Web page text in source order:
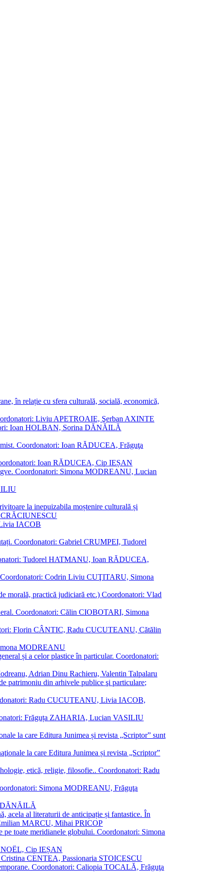
în relație cu sfera culturală, socială, economică,
Liviu APETROAIE, Şerban AXINTE
Ioan HOLBAN, Sorina DĂNĂILĂ
Coordonatori: Ioan RĂDUCEA, Frăguţa
Ioan RĂDUCEA, Cip IEȘAN
Coordonatori: Simona MODREANU, Lucian
la inepuizabila moștenire culturală și
CRĂCIUNESCU
IACOB
Coordonatori: Gabriel CRUMPEI, Tudorel
Tudorel HATMANU, Ioan RĂDUCEA,
Coordonatori: Codrin Liviu CUŢITARU, Simona
morală, practică judiciară etc.) Coordonatori: Vlad
Coordonatori: Călin CIOBOTARI, Simona
Florin CÂNTIC, Radu CUCUTEANU, Cătălin
MODREANU
și a celor plastice în particular. Coordonatori:
Adrian Dinu Rachieru, Valentin Talpalaru
patrimoniu din arhivele publice şi particulare;
Radu CUCUTEANU, Livia IACOB,
Frăguța ZAHARIA, Lucian VASILIU
la care Editura Junimea și revista „Scriptor” sunt
la care Editura Junimea și revista „Scriptor”
etică, religie, filosofie.. Coordonatori: Radu
Simona MODREANU, Frăguţa
DĂNĂILĂ
acela al literaturii de anticipație și fantastice. În
MARCU, Mihai PRICOP
pe toate meridianele globului. Coordonatori: Simona
NOËL, Cip IEȘAN
Cristina CENTEA, Passionaria STOICESCU
Coordonatori: Caliopia TOCALĂ, Frăguţa